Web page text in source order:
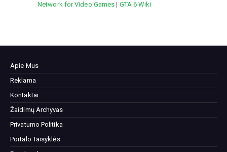
Network for Video Games | GTA 6 Wiki
Apie Mus
Reklama
Kontaktai
Žaidimų Archyvas
Privatumo Politika
Portalo Taisyklės